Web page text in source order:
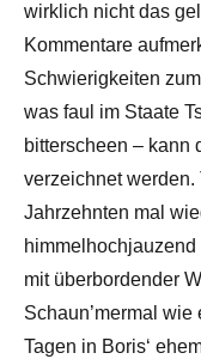
wirklich nicht das
Kommentare
Schwierigkeiten
was faul im Staate
bitterscheen – kann
verzeichnet werden.
Jahrzehnten mal
mit überbordender
Schaun’mermal
Tagen in Boris‘